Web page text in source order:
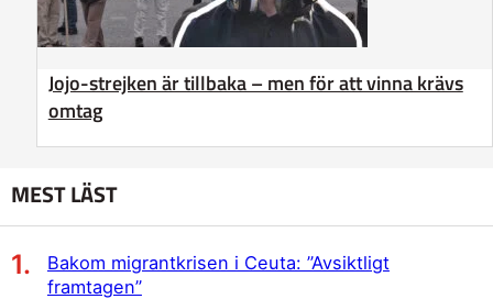
Jojo-strejken är tillbaka – men för att vinna krävs
omtag
MEST LÄST
Bakom migrantkrisen i Ceuta: ”Avsiktligt
framtagen”